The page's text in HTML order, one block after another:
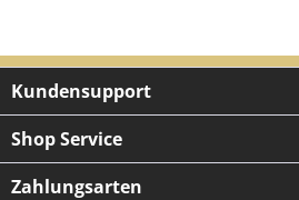
Kundensupport
Shop Service
Zahlungsarten